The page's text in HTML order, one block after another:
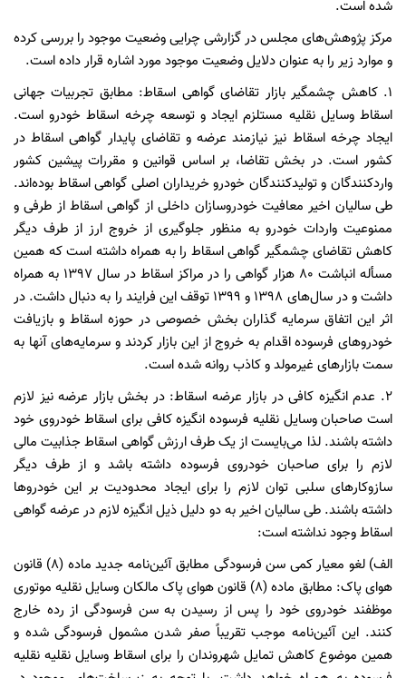
شده است.
مرکز پژوهش‌های مجلس در گزارشی چرایی وضعیت موجود را بررسی کرده
و موارد زیر را به عنوان دلایل وضعیت موجود مورد اشاره قرار داده است.
۱. کاهش چشمگیر بازار تقاضای گواهی اسقاط: مطابق تجربیات جهانی
اسقاط وسایل نقلیه مستلزم ایجاد و توسعه چرخه اسقاط خودرو است.
ایجاد چرخه اسقاط نیز نیازمند عرضه و تقاضای پایدار گواهی اسقاط در
کشور است. در بخش تقاضا، بر اساس قوانین و مقررات پیشین کشور
واردکنندگان و تولیدکنندگان خودرو خریداران اصلی گواهی اسقاط بوده‌اند.
طی سالیان اخیر معافیت خودروسازان داخلی از گواهی اسقاط از طرفی و
ممنوعیت واردات خودرو به منظور جلوگیری از خروج ارز از طرف دیگر
کاهش تقاضای چشمگیر گواهی اسقاط را به همراه داشته است که همین
مسأله انباشت ۸۰ هزار گواهی را در مراکز اسقاط در سال ۱۳۹۷ به همراه
داشت و در سال‌های ۱۳۹۸ و ۱۳۹۹ توقف این فرایند را به دنبال داشت. در
اثر این اتفاق سرمایه گذاران بخش خصوصی در حوزه اسقاط و بازیافت
خودروهای فرسوده اقدام به خروج از این بازار کردند و سرمایه‌های آنها به
سمت بازارهای غیرمولد و کاذب روانه شده است.
۲. عدم انگیزه کافی در بازار عرضه اسقاط: در بخش بازار عرضه نیز لازم
است صاحبان وسایل نقلیه فرسوده انگیزه کافی برای اسقاط خودروی خود
داشته باشند. لذا می‌بایست از یک طرف ارزش گواهی اسقاط جذابیت مالی
لازم را برای صاحبان خودروی فرسوده داشته باشد و از طرف دیگر
سازوکارهای سلبی توان لازم را برای ایجاد محدودیت بر این خودروها
داشته باشند. طی سالیان اخیر به دو دلیل ذیل انگیزه لازم در عرضه گواهی
اسقاط وجود نداشته است:
الف) لغو معیار کمی سن فرسودگی مطابق آئین‌نامه جدید ماده (۸) قانون
هوای پاک: مطابق ماده (۸) قانون هوای پاک مالکان وسایل نقلیه موتوری
موظفند خودروی خود را پس از رسیدن به سن فرسودگی از رده خارج
کنند. این آئین‌نامه موجب تقریباً صفر شدن مشمول فرسودگی شده و
همین موضوع کاهش تمایل شهروندان را برای اسقاط وسایل نقلیه نقلیه